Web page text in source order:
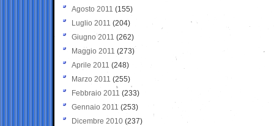
Agosto 2011 (155)
Luglio 2011 (204)
Giugno 2011 (262)
Maggio 2011 (273)
Aprile 2011 (248)
Marzo 2011 (255)
Febbraio 2011 (233)
Gennaio 2011 (253)
Dicembre 2010 (237)